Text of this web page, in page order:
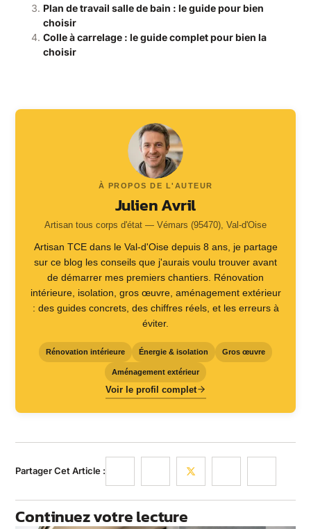
Plan de travail salle de bain : le guide pour bien
choisir
Colle à carrelage : le guide complet pour bien la
choisir
À PROPOS DE L'AUTEUR
Julien Avril
Artisan tous corps d'état — Vémars (95470), Val-d'Oise
Artisan TCE dans le Val-d'Oise depuis 8 ans, je partage
sur ce blog les conseils que j'aurais voulu trouver avant
de démarrer mes premiers chantiers. Rénovation
intérieure, isolation, gros œuvre, aménagement extérieur
: des guides concrets, des chiffres réels, et les erreurs à
éviter.
Rénovation intérieure Énergie & isolation Gros œuvre
Aménagement extérieur
Voir le profil complet
Partager Cet Article :
Continuez votre lecture